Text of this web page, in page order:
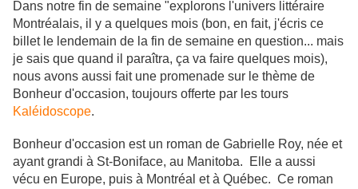
Dans notre fin de semaine "explorons l'univers littéraire
Montréalais, il y a quelques mois (bon, en fait, j'écris ce
billet le lendemain de la fin de semaine en question... mais
je sais que quand il paraîtra, ça va faire quelques mois),
nous avons aussi fait une promenade sur le thème de
Bonheur d'occasion, toujours offerte par les tours
Kaléidoscope.
Bonheur d'occasion est un roman de Gabrielle Roy, née et
ayant grandi à St-Boniface, au Manitoba. Elle a aussi
vécu en Europe, puis à Montréal et à Québec. Ce roman